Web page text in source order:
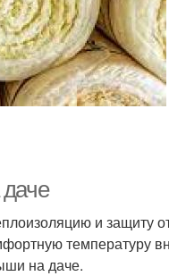
и защиту
температуру
на даче.